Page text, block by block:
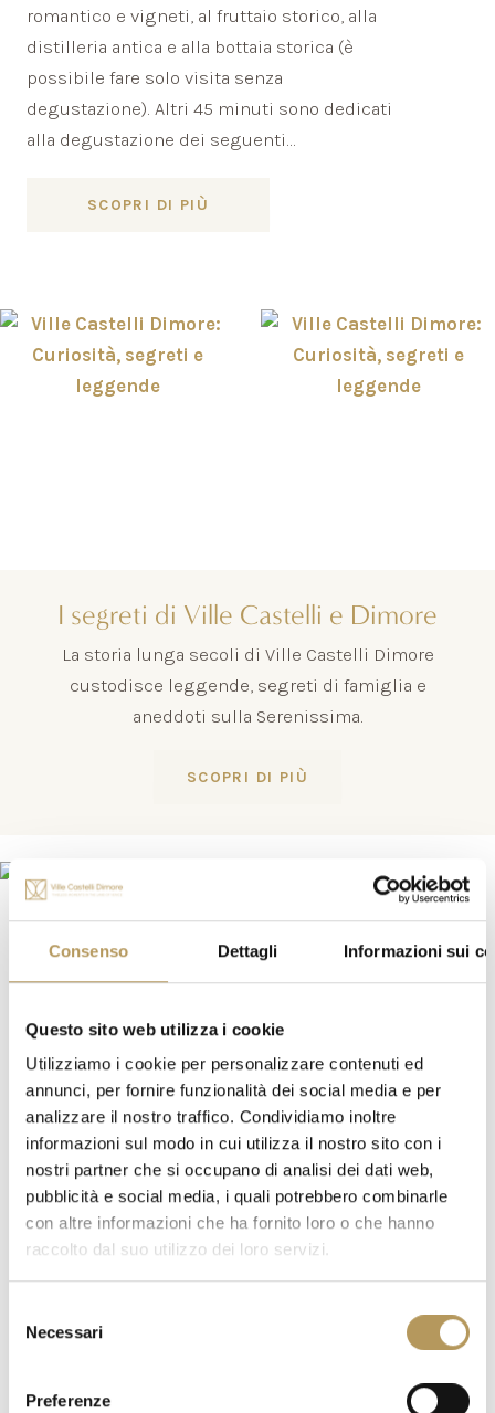
Consenso Dettagli Informazioni sui
Questo sito web utilizza i cookie
Utilizziamo i cookie per personalizzare contenuti ed
annunci, per fornire funzionalità dei social media e per
analizzare il nostro traffico. Condividiamo inoltre
informazioni sul modo in cui utilizza il nostro sito con i
nostri partner che si occupano di analisi dei dati web,
pubblicità e social media, i quali potrebbero combinarle
con altre informazioni che ha fornito loro o che hanno
raccolto dal suo utilizzo dei loro servizi.
delNecessari
Preferenze
romantico e vigneti, al fruttaio storico, alla
distilleria antica e alla bottaia storica (è
possibile fare solo visita senza
degustazione). Altri 45 minuti sono dedicati
alla degustazione dei seguenti...
SCOPRI DI PIÙ
I segreti di Ville Castelli e Dimore
La storia lunga secoli di Ville Castelli Dimore
custodisce leggende, segreti di famiglia e
aneddoti sulla Serenissima.
SCOPRI DI PIÙ
DOVE SIAMO
Siamo a Venezia, Padova, Verona e dintorni.
sponde del Lago di Garda e nel Delta del Po, nelle